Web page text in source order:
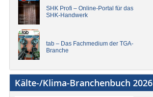
SHK Profi – Online-Portal für das
SHK-Handwerk
tab – Das Fachmedium der TGA-
Branche
Kälte-/Klima-Branchenbuch 2026